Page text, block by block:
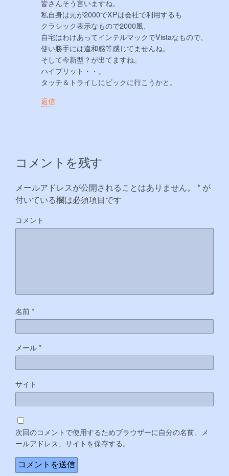
皆さんそう言いますね。
私自身は元が2000でXPは会社で利用するも
クラシック表示なもので2000風、
自宅はわけあってインテルマックでVistaなもので、
使い勝手には違和感等感じてませんね。
そして今新型？が出てますね。
ハイブリット・・。
タッチ＆トライしにビックに行こうかと。
返信
コメントを残す
メールアドレスが公開されることはありません。 * が
付いている欄は必須項目です
コメント
名前*
メール*
サイト
次回のコメントで使用するためブラウザーに自分の名前、メ
ールアドレス、サイトを保存する。